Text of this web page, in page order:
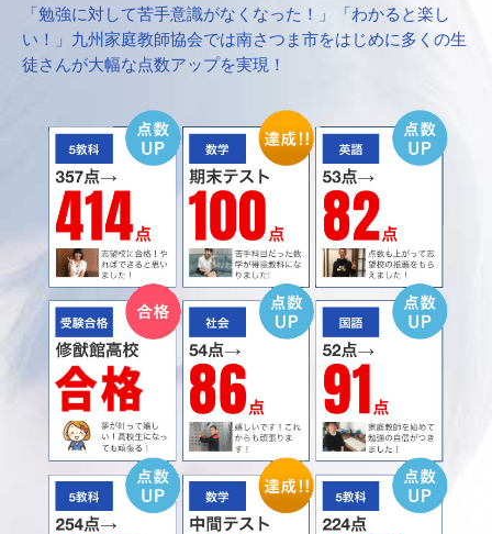
「勉強に対して苦手意識がなくなった！」「わかると楽し
い！」九州家庭教師協会では南さつま市をはじめに多くの生
徒さんが大幅な点数アップを実現！